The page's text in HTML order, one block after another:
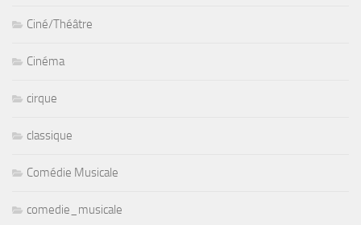
Ciné/Théâtre
Cinéma
cirque
classique
Comédie Musicale
comedie_musicale